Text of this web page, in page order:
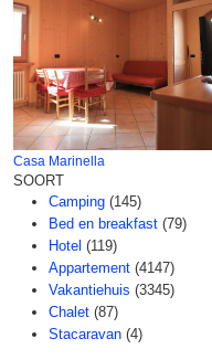
Casa Marinella
SOORT
Camping (145)
Bed en breakfast (79)
Hotel (119)
Appartement (4147)
Vakantiehuis (3345)
Chalet (87)
Stacaravan (4)